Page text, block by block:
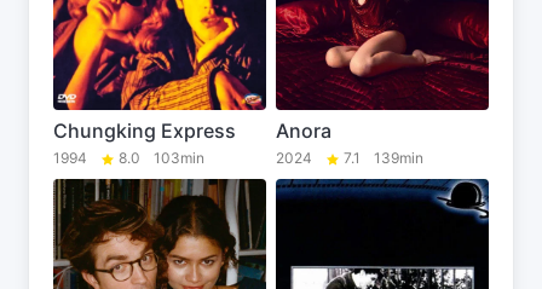
Chungking Express
1994 8.0 103min
Anora
2024 7.1 139min